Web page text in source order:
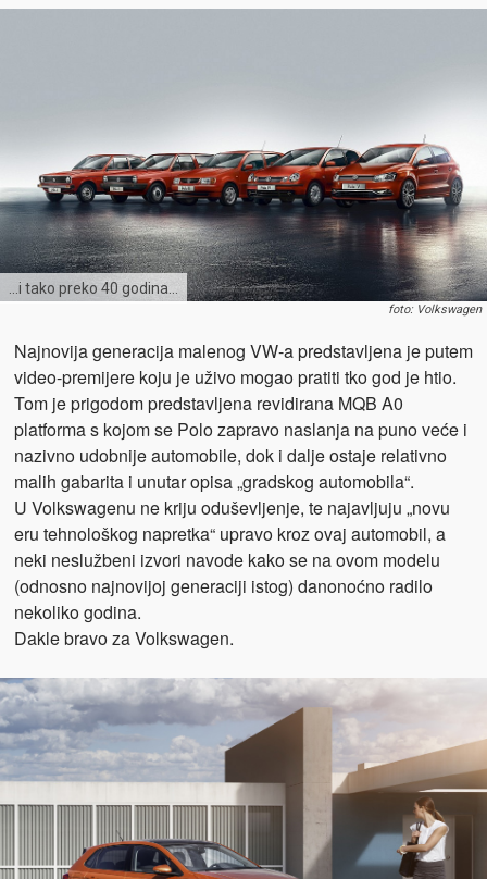
…i tako preko 40 godina…
foto: Volkswagen
Najnovija generacija malenog VW-a predstavljena je putem
video-premijere koju je uživo mogao pratiti tko god je htio.
Tom je prigodom predstavljena revidirana MQB A0
platforma s kojom se Polo zapravo naslanja na puno veće i
nazivno udobnije automobile, dok i dalje ostaje relativno
malih gabarita i unutar opisa „gradskog automobila“.
U Volkswagenu ne kriju oduševljenje, te najavljuju „novu
eru tehnološkog napretka“ upravo kroz ovaj automobil, a
neki neslužbeni izvori navode kako se na ovom modelu
(odnosno najnovijoj generaciji istog) danonoćno radilo
nekoliko godina.
Dakle bravo za Volkswagen.